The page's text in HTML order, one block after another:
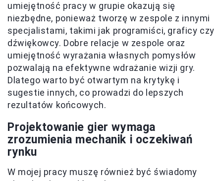
umiejętność pracy w grupie okazują się
niezbędne, ponieważ tworzę w zespole z innymi
specjalistami, takimi jak programiści, graficy czy
dźwiękowcy. Dobre relacje w zespole oraz
umiejętność wyrażania własnych pomysłów
pozwalają na efektywne wdrażanie wizji gry.
Dlatego warto być otwartym na krytykę i
sugestie innych, co prowadzi do lepszych
rezultatów końcowych.
Projektowanie gier wymaga
zrozumienia mechanik i oczekiwań
rynku
W mojej pracy muszę również być świadomy